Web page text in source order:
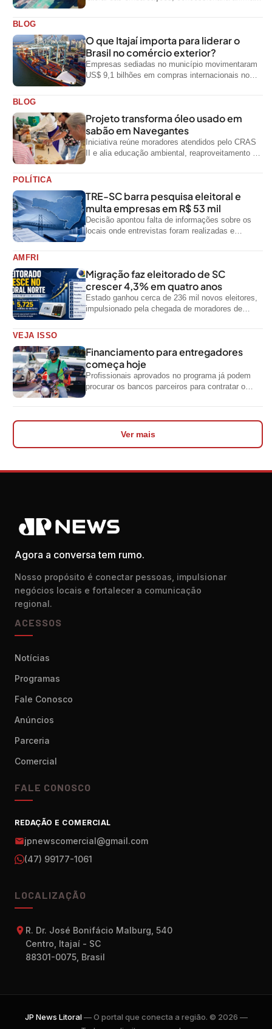
BLOG
O que Itajaí importa para liderar o
Brasil no comércio exterior?
Empresas sediadas no município movimentaram
US$ 9,1 bilhões em compras internacionais no
BLOG
Projeto transforma óleo usado em
sabão em Navegantes
Iniciativa reúne moradores atendidos pelo CRAS
II e alia educação ambiental, reaproveitamento de
POLÍTICA
TRE-SC barra pesquisa eleitoral e
multa empresas em R$ 53 mil
Decisão apontou falta de informações sobre os
locais onde entrevistas foram realizadas e
AMFRI
Migração faz eleitorado de SC
crescer 4,3% em quatro anos
Estado ganhou cerca de 236 mil novos eleitores,
impulsionado pela chegada de moradores de
VEJA ISSO
Financiamento para entregadores
começa hoje
Profissionais aprovados no programa já podem
procurar os bancos parceiros para contratar o
Ver mais
Agora a conversa tem rumo.
Nosso propósito é conectar pessoas, impulsionar
negócios locais e fortalecer a comunicação
regional.
ACESSOS
Notícias
Programas
Fale Conosco
Anúncios
Parceria
Comercial
FALE CONOSCO
REDAÇÃO E COMERCIAL
jpnewscomercial@gmail.com
(47) 99177-1061
LOCALIZAÇÃO
R. Dr. José Bonifácio Malburg, 540
Centro, Itajaí - SC
88301-0075, Brasil
JP News Litoral— O portal que conecta a região. © 2026 —